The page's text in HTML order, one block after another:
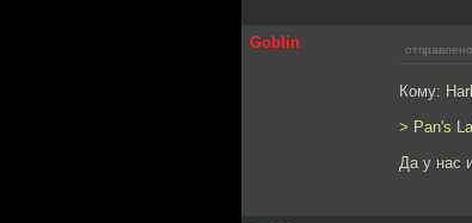
Goblin
Кому:
> Pan's
Да у нас